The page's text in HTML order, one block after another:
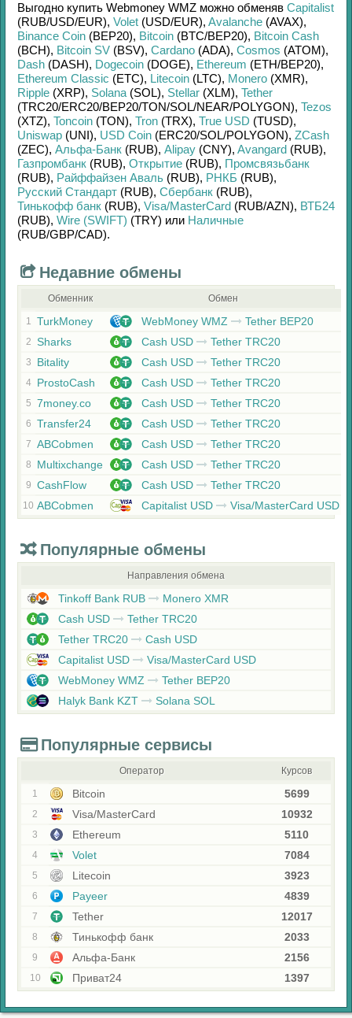
Выгодно купить Webmoney WMZ можно обменяв Capitalist
(RUB/USD/EUR), Volet (USD/EUR), Avalanche (AVAX),
Binance Coin (BEP20), Bitcoin (BTC/BEP20), Bitcoin Cash
(BCH), Bitcoin SV (BSV), Cardano (ADA), Cosmos (ATOM),
Dash (DASH), Dogecoin (DOGE), Ethereum (ETH/BEP20),
Ethereum Classic (ETC), Litecoin (LTC), Monero (XMR),
Ripple (XRP), Solana (SOL), Stellar (XLM), Tether
(TRC20/ERC20/BEP20/TON/SOL/NEAR/POLYGON), Tezos
(XTZ), Toncoin (TON), Tron (TRX), True USD (TUSD),
Uniswap (UNI), USD Coin (ERC20/SOL/POLYGON), ZCash
(ZEC), Альфа-Банк (RUB), Alipay (CNY), Avangard (RUB),
Газпромбанк (RUB), Открытие (RUB), Промсвязьбанк
(RUB), Райффайзен Аваль (RUB), РНКБ (RUB),
Русский Стандарт (RUB), Сбербанк (RUB),
Тинькофф банк (RUB), Visa/MasterCard (RUB/AZN), ВТБ24
(RUB), Wire (SWIFT) (TRY) или Наличные
(RUB/GBP/CAD).
Недавние обмены
Обменник Обмен
1 TurkMoney WebMoney WMZ Tether BEP20
2 Sharks Cash USD Tether TRC20
3 Bitality Cash USD Tether TRC20
4 ProstoCash Cash USD Tether TRC20
5 7money.co Cash USD Tether TRC20
6 Transfer24 Cash USD Tether TRC20
7 ABCobmen Cash USD Tether TRC20
8 Multixchange Cash USD Tether TRC20
9 CashFlow Cash USD Tether TRC20
10 ABCobmen Capitalist USD Visa/MasterCard USD
Популярные обмены
Направления обмена
Tinkoff Bank RUB
Monero XMR
Cash USD
Tether TRC20
Tether TRC20
Cash USD
Capitalist USD
Visa/MasterCard USD
WebMoney WMZ
Tether BEP20
Halyk Bank KZT
Solana SOL
Популярные сервисы
Оператор Курсов
1 Bitcoin 5699
2 Visa/MasterCard 10932
3 Ethereum 5110
4 Volet 7084
5 Litecoin 3923
6 Payeer 4839
7 Tether 12017
8 Тинькофф банк 2033
9 Альфа-Банк 2156
10 Приват24 1397